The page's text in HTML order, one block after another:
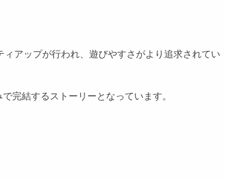
アップが行われ、遊びやすさがより追求されてい
完結するストーリーとなっています。